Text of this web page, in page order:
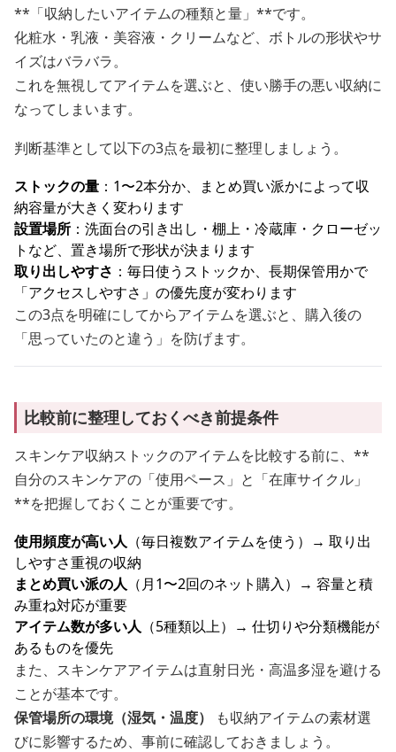
**「収納したいアイテムの種類と量」**です。
化粧水・乳液・美容液・クリームなど、ボトルの形状やサ
イズはバラバラ。
これを無視してアイテムを選ぶと、使い勝手の悪い収納に
なってしまいます。
判断基準として以下の3点を最初に整理しましょう。
ストックの量 ：1〜2本分か、まとめ買い派かによって収
納容量が大きく変わります
設置場所 ：洗面台の引き出し・棚上・冷蔵庫・クローゼッ
トなど、置き場所で形状が決まります
取り出しやすさ ：毎日使うストックか、長期保管用かで
「アクセスしやすさ」の優先度が変わります
この3点を明確にしてからアイテムを選ぶと、購入後の
「思っていたのと違う」を防げます。
比較前に整理しておくべき前提条件
スキンケア収納ストックのアイテムを比較する前に、**
自分のスキンケアの「使用ペース」と「在庫サイクル」
**を把握しておくことが重要です。
使用頻度が高い人 （毎日複数アイテムを使う）→ 取り出
しやすさ重視の収納
まとめ買い派の人 （月1〜2回のネット購入）→ 容量と積
み重ね対応が重要
アイテム数が多い人 （5種類以上）→ 仕切りや分類機能が
あるものを優先
また、スキンケアアイテムは直射日光・高温多湿を避ける
ことが基本です。
保管場所の環境（湿気・温度）
も収納アイテムの素材選
びに影響するため、事前に確認しておきましょう。